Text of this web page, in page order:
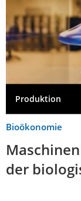
Produktion
Bioökonomie
der